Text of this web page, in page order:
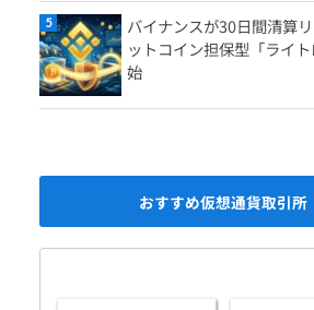
バイナンスが30日間清算
ットコイン担保型「ライ
始
おすすめ仮想通貨取引所